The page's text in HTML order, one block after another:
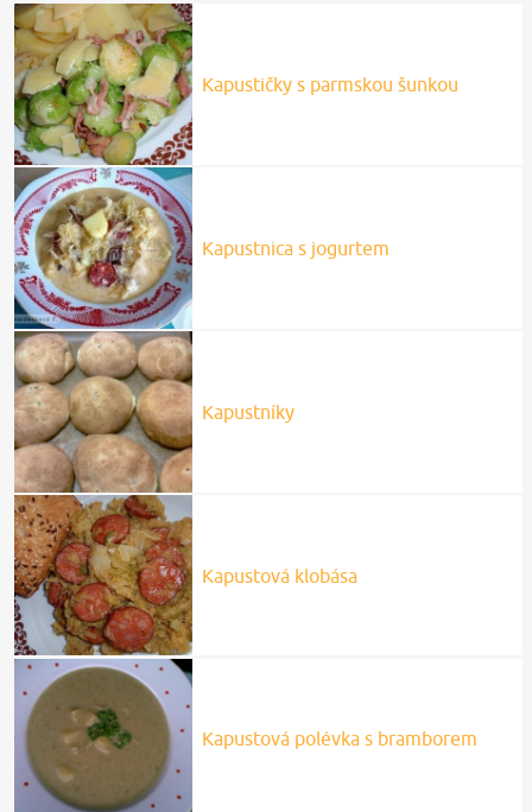
Kapustičky s parmskou šunkou
Kapustnica s jogurtem
Kapustníky
Kapustová klobása
Kapustová polévka s bramborem